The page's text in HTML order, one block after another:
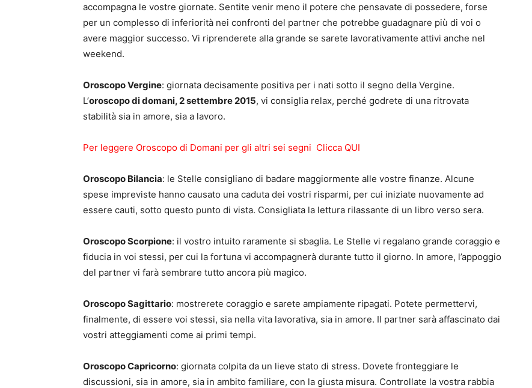
accompagna le vostre giornate. Sentite venir meno il potere che pensavate di possedere, forse
per un complesso di inferiorità nei confronti del partner che potrebbe guadagnare più di voi o
avere maggior successo. Vi riprenderete alla grande se sarete lavorativamente attivi anche nel
weekend.
Oroscopo Vergine: giornata decisamente positiva per i nati sotto il segno della Vergine.
L’oroscopo di domani, 2 settembre 2015, vi consiglia relax, perché godrete di una ritrovata
stabilità sia in amore, sia a lavoro.
Per leggere Oroscopo di Domani per gli altri sei segni Clicca QUI
Oroscopo Bilancia: le Stelle consigliano di badare maggiormente alle vostre finanze. Alcune
spese impreviste hanno causato una caduta dei vostri risparmi, per cui iniziate nuovamente ad
essere cauti, sotto questo punto di vista. Consigliata la lettura rilassante di un libro verso sera.
Oroscopo Scorpione: il vostro intuito raramente si sbaglia. Le Stelle vi regalano grande coraggio e
fiducia in voi stessi, per cui la fortuna vi accompagnerà durante tutto il giorno. In amore, l’appoggio
del partner vi farà sembrare tutto ancora più magico.
Oroscopo Sagittario: mostrerete coraggio e sarete ampiamente ripagati. Potete permettervi,
finalmente, di essere voi stessi, sia nella vita lavorativa, sia in amore. Il partner sarà affascinato dai
vostri atteggiamenti come ai primi tempi.
Oroscopo Capricorno: giornata colpita da un lieve stato di stress. Dovete fronteggiare le
discussioni, sia in amore, sia in ambito familiare, con la giusta misura. Controllate la vostra rabbia